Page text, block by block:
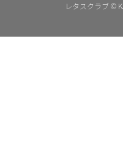
レタスクラブ ©